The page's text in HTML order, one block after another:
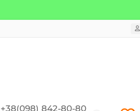
+38(098) 842-80-80